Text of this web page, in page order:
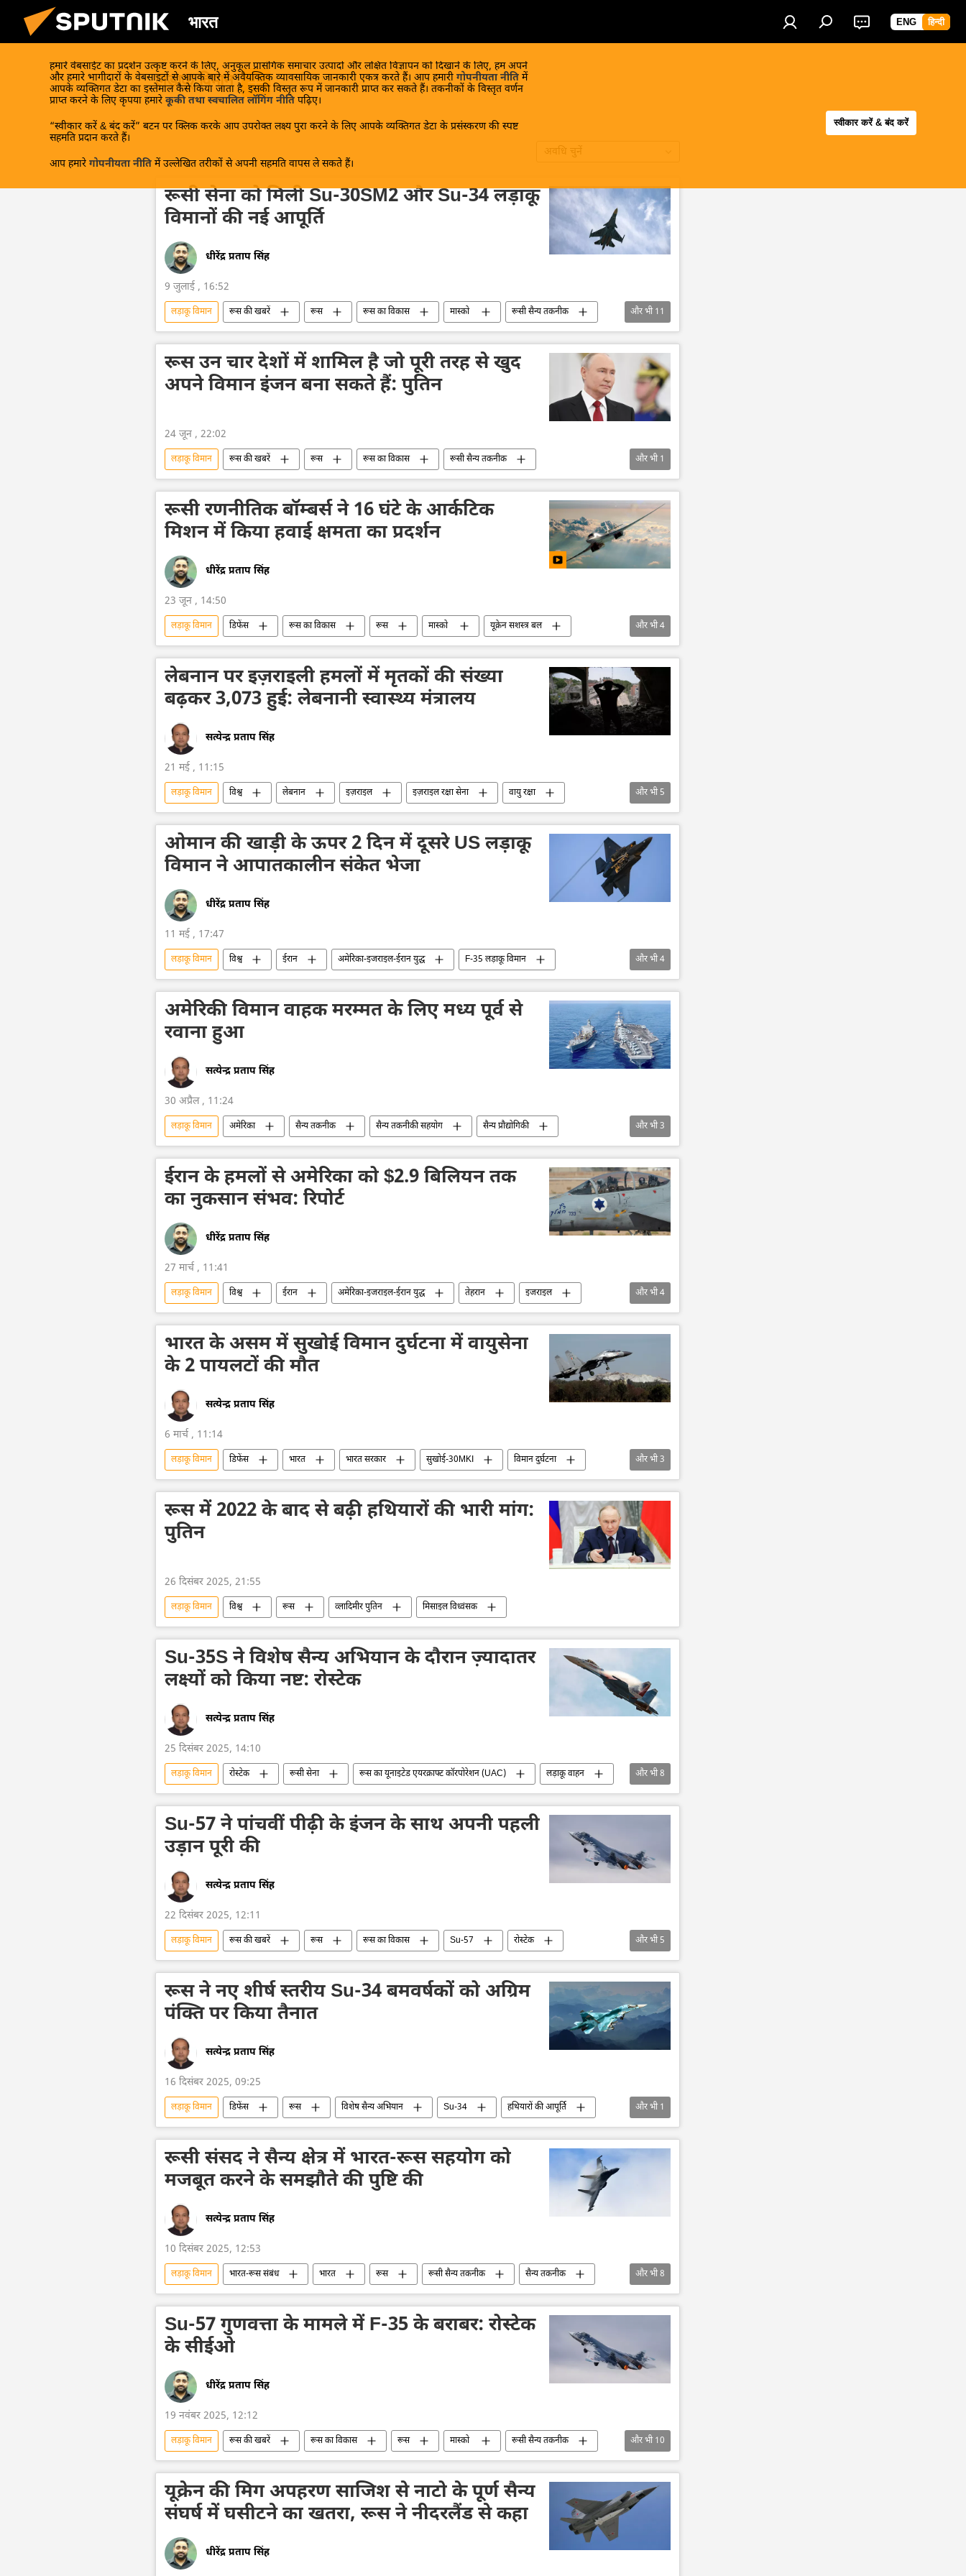
भारत ENG हिन्दी
हमारे वेबसाईट का प्रदर्शन उत्कृष्ट करने के लिए, अनुकूल प्रासंगिक समाचार उत्पादों और लक्षित विज्ञापन को दिखाने के लिए, हम अपने
और हमारे भागीदारों के वेबसाइटों से आपके बारे में अवैयक्तिक व्यावसायिक जानकारी एकत्र करते हैं। आप हमारी गोपनीयता नीति में
आपके व्यक्तिगत डेटा का इस्तेमाल कैसे किया जाता है, इसकी विस्तृत रूप में जानकारी प्राप्त कर सकते हैं। तकनीकों के विस्तृत वर्णन
प्राप्त करने के लिए कृपया हमारे कूकी तथा स्वचालित लॉगिंग नीति पढ़िए।
“स्वीकार करें & बंद करें” बटन पर क्लिक करके आप उपरोक्त लक्ष्य पुरा करने के लिए आपके व्यक्तिगत डेटा के प्रसंस्करण की स्पष्ट
सहमति प्रदान करते हैं।
आप हमारे गोपनीयता नीति में उल्लेखित तरीकों से अपनी सहमति वापस ले सकते हैं।
स्वीकार करें & बंद करें
लड़ाकू विमान
अवधि चुनें
रूसी सेना को मिली Su-30SM2 और Su-34 लड़ाकू
विमानों की नई आपूर्ति
धीरेंद्र प्रताप सिंह
9 जुलाई , 16:52
लड़ाकू विमान रूस की खबरें रूस रूस का विकास मास्को
रूसी सैन्य तकनीक
सैन्य तकनीक
तकनीकी विकास सैन्य तकनीकी सहयोग लड़ाकू वाहन
वायु रक्षा
विशेष सैन्य अभियान
यूक्रेन सशस्त्र बल यूक्रेन रोस्टेक
रक्षा-पंक्ति
रक्षा मंत्रालय (MoD)
और भी11
रूस उन चार देशों में शामिल है जो पूरी तरह से खुद
अपने विमान इंजन बना सकते हैं: पुतिन
24 जून , 22:02
लड़ाकू विमान रूस की खबरें रूस रूस का विकास
रूसी सैन्य तकनीक
विज्ञान एवं प्रौद्योगिकी
और भी1
रूसी रणनीतिक बॉम्बर्स ने 16 घंटे के आर्कटिक
मिशन में किया हवाई क्षमता का प्रदर्शन
धीरेंद्र प्रताप सिंह
23 जून , 14:50
लड़ाकू विमान डिफेंस रूस का विकास रूस मास्को
यूक्रेन सशस्त्र बल
यूक्रेन
लड़ाकू विमान मिग-29 रूसी सैन्य तकनीक सैन्य तकनीक तकनीकी विकास
और भी4
लेबनान पर इज़राइली हमलों में मृतकों की संख्या
बढ़कर 3,073 हुई: लेबनानी स्वास्थ्य मंत्रालय
सत्येन्द्र प्रताप सिंह
21 मई , 11:15
लड़ाकू विमान विश्व लेबनान इज़राइल इज़राइल रक्षा सेना
वायु रक्षा
रक्षा-पंक्ति
लड़ाकू वाहन ​चिकित्सा अस्पताल स्वास्थ्य
और भी5
ओमान की खाड़ी के ऊपर 2 दिन में दूसरे US लड़ाकू
विमान ने आपातकालीन संकेत भेजा
धीरेंद्र प्रताप सिंह
11 मई , 17:47
लड़ाकू विमान विश्व ईरान अमेरिका-इजराइल-ईरान युद्ध
F-35 लड़ाकू विमान
F-16 लड़ाकू विमान
अमेरिका वाशिंगटन अबू धाबी
और भी4
अमेरिकी विमान वाहक मरम्मत के लिए मध्य पूर्व से
रवाना हुआ
सत्येन्द्र प्रताप सिंह
30 अप्रैल , 11:24
लड़ाकू विमान अमेरिका सैन्य तकनीक सैन्य तकनीकी सहयोग
सैन्य प्रौद्योगिकी
सैन्य सहायता
युद्धपोत डिफेंस
और भी3
ईरान के हमलों से अमेरिका को $2.9 बिलियन तक
का नुकसान संभव: रिपोर्ट
धीरेंद्र प्रताप सिंह
27 मार्च , 11:41
लड़ाकू विमान विश्व ईरान अमेरिका-इजराइल-ईरान युद्ध तेहरान
इजराइल
अमेरिका
डॉनल्ड ट्रम्प मिसाइल विध्वंसक इस्लामिक रिवोल्यूशनरी गार्ड कॉर्प्स
और भी4
भारत के असम में सुखोई विमान दुर्घटना में वायुसेना
के 2 पायलटों की मौत
सत्येन्द्र प्रताप सिंह
6 मार्च , 11:14
लड़ाकू विमान डिफेंस भारत भारत सरकार सुखोई-30MKI
विमान दुर्घटना
मौत
भारतीय वायुसेना वायुसेना
और भी3
रूस में 2022 के बाद से बढ़ी हथियारों की भारी मांग:
पुतिन
26 दिसंबर 2025, 21:55
लड़ाकू विमान विश्व रूस व्लादिमीर पुतिन मिसाइल विध्वंसक
Su-35S ने विशेष सैन्य अभियान के दौरान ज़्यादातर
लक्ष्यों को किया नष्ट: रोस्टेक
सत्येन्द्र प्रताप सिंह
25 दिसंबर 2025, 14:10
लड़ाकू विमान रोस्टेक रूसी सेना रूस का यूनाइटेड एयरक्राफ्ट कॉरपोरेशन (UAC)
लड़ाकू वाहन
रूस
यूक्रेन संकट विशेष सैन्य अभियान Su-30SM
Su-57E
हथियारों की आपूर्ति
Su-57 सुरक्षा बल
और भी8
Su-57 ने पांचवीं पीढ़ी के इंजन के साथ अपनी पहली
उड़ान पूरी की
सत्येन्द्र प्रताप सिंह
22 दिसंबर 2025, 12:11
लड़ाकू विमान रूस की खबरें रूस रूस का विकास Su-57
रोस्टेक
रूस का यूनाइटेड एयरक्राफ्ट कॉरपोरेशन (UAC)
परीक्षण मौसम रक्षा-पंक्ति वायु रक्षा
और भी5
रूस ने नए शीर्ष स्तरीय Su-34 बमवर्षकों को अग्रिम
पंक्ति पर किया तैनात
सत्येन्द्र प्रताप सिंह
16 दिसंबर 2025, 09:25
लड़ाकू विमान डिफेंस रूस विशेष सैन्य अभियान Su-34
हथियारों की आपूर्ति
रूस का यूनाइटेड एयरक्राफ्ट कॉरपोरेशन (UAC)
और भी1
रूसी संसद ने सैन्य क्षेत्र में भारत-रूस सहयोग को
मजबूत करने के समझौते की पुष्टि की
सत्येन्द्र प्रताप सिंह
10 दिसंबर 2025, 12:53
लड़ाकू विमान भारत-रूस संबंध भारत रूस रूसी सैन्य तकनीक
सैन्य तकनीक
सैन्य तकनीकी सहयोग
सैन्य अभ्यास सैन्य सहायता सैन्य प्रौद्योगिकी
भारतीय नौसेना
रूसी नौसेना
युद्धपोत युद्धाभ्यास
और भी8
Su-57 गुणवत्ता के मामले में F-35 के बराबर: रोस्टेक
के सीईओ
धीरेंद्र प्रताप सिंह
19 नवंबर 2025, 12:12
लड़ाकू विमान रूस की खबरें रूस का विकास रूस मास्को
रूसी सैन्य तकनीक
सैन्य तकनीक
तकनीकी विकास सैन्य तकनीकी सहयोग Su-57
F-16 लड़ाकू विमान
संयुक्त अरब अमीरात
भारत अमेरिका रोस्टेक रोसोबोरोनेक्सपोर्ट
और भी10
यूक्रेन की मिग अपहरण साजिश से नाटो के पूर्ण सैन्य
संघर्ष में घसीटने का खतरा, रूस ने नीदरलैंड से कहा
धीरेंद्र प्रताप सिंह